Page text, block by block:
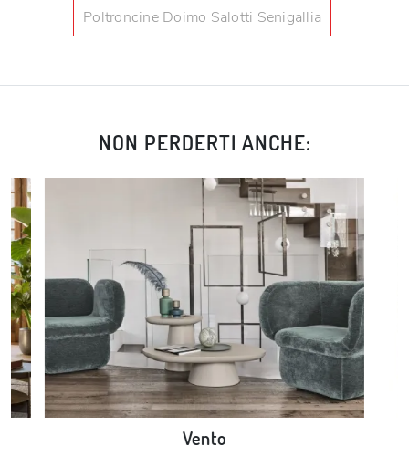
NON PERDERTI ANCHE:
Vento
Poltroncine Doimo Salotti Senigallia